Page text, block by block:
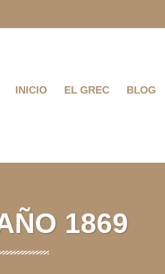
INICIO
EL GREC BLOG
1869